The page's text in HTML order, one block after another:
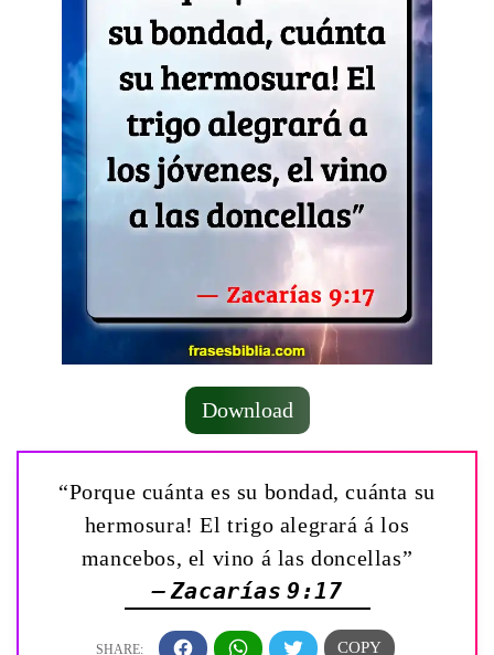
Download
“Porque ­cuánta es su bondad, cuánta su
hermosura! El trigo alegrará á los
mancebos, el vino á las doncellas”
— Zacarías 9:17